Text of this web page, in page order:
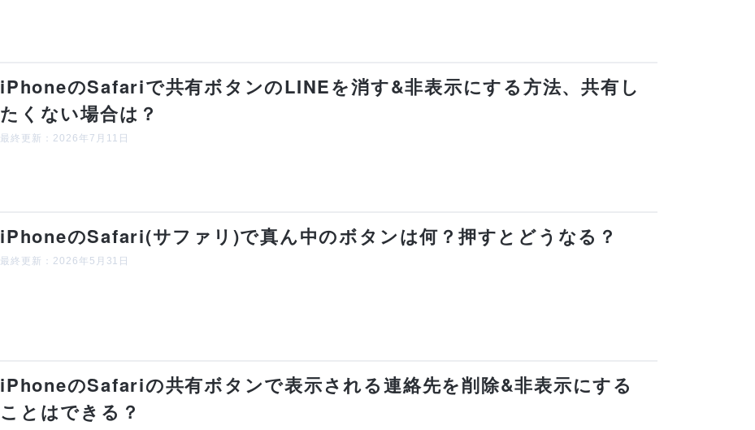
iPhoneのSafariで共有ボタンのLINEを消す&非表示にする方法、共有し
たくない場合は？
最終更新：2026年7月11日
iPhoneのSafari(サファリ)で真ん中のボタンは何？押すとどうなる？
最終更新：2026年5月31日
iPhoneのSafariの共有ボタンで表示される連絡先を削除&非表示にする
ことはできる？